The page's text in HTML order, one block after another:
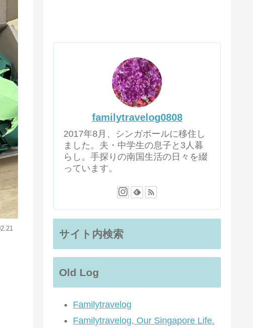
familytravelog0808
2017年8月、シンガポールに移住し
ました。夫・中学生の息子と3人暮
らし。手探りの南国生活の日々を綴
っています。
サイト内検索
Old Log
Familytravelog
Familytravelog, Our Singapore Life.